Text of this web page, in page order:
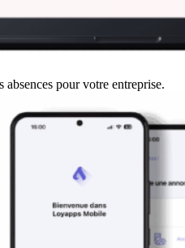
pour votre entreprise.